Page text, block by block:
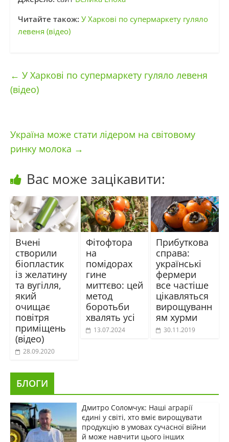
Читайте також: У Харкові по супермаркету гуляло
левеня (відео)
← У Харкові по супермаркету гуляло левеня
(відео)
Україна може стати лідером на світовому
ринку молока →
Вас може зацікавити:
Вчені
створили
біопластик
із желатину
та вугілля,
який
очищає
повітря
приміщень
(відео)
28.09.2020
Фітофтора
на
помідорах
гине
миттєво: цей
метод
боротьби
хвалять усі
13.07.2024
Прибуткова
справа:
українські
фермери
все частіше
цікавляться
вирощуванн
ям хурми
30.11.2019
БЛОГИ
Дмитро Соломчук: Наші аграрії
єдині у світі, хто вміє вирощувати
продукцію в умовах сучасної війни
й може навчити цього інших